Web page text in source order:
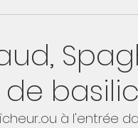
à l'entrée